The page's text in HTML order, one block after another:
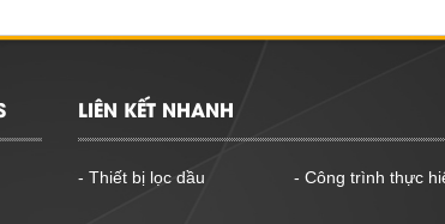
LIÊN KẾT NHANH
- Thiết bị lọc dầu - Công trình thực